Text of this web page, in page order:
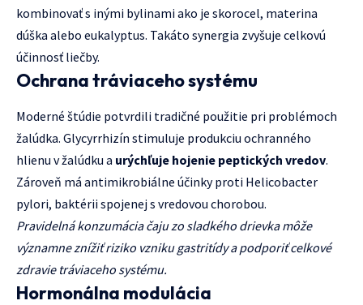
kombinovať s inými bylinami ako je skorocel, materina
dúška alebo eukalyptus. Takáto synergia zvyšuje celkovú
účinnosť liečby.
Ochrana tráviaceho systému
Moderné štúdie potvrdili tradičné použitie pri problémoch
žalúdka. Glycyrrhizín stimuluje produkciu ochranného
hlienu v žalúdku a urýchľuje hojenie peptických vredov.
Zároveň má antimikrobiálne účinky proti Helicobacter
pylori, baktérii spojenej s vredovou chorobou.
Pravidelná konzumácia čaju zo sladkého drievka môže
významne znížiť riziko vzniku gastritídy a podporiť celkové
zdravie tráviaceho systému.
Hormonálna modulácia